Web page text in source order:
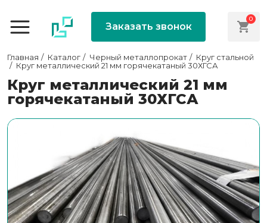
Заказать звонок
0
Главная Каталог Черный металлопрокат
Круг стальной
Круг металлический 21 мм горячекатаный 30ХГСА
Круг металлический 21 мм
горячекатаный 30ХГСА